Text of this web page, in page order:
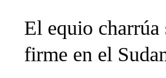
El equio charrúa
firme en el